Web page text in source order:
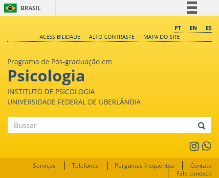
BRASIL
Comunica BR
PT EN
ES
ACESSIBILIDADE
ALTO CONTRASTE MAPA DO SITE
Programa de Pós-graduação em
Psicologia
INSTITUTO DE PSICOLOGIA
UNIVERSIDADE FEDERAL DE UBERLÂNDIA
Serviços Telefones Perguntas frequentes
Contato
Fale conosco